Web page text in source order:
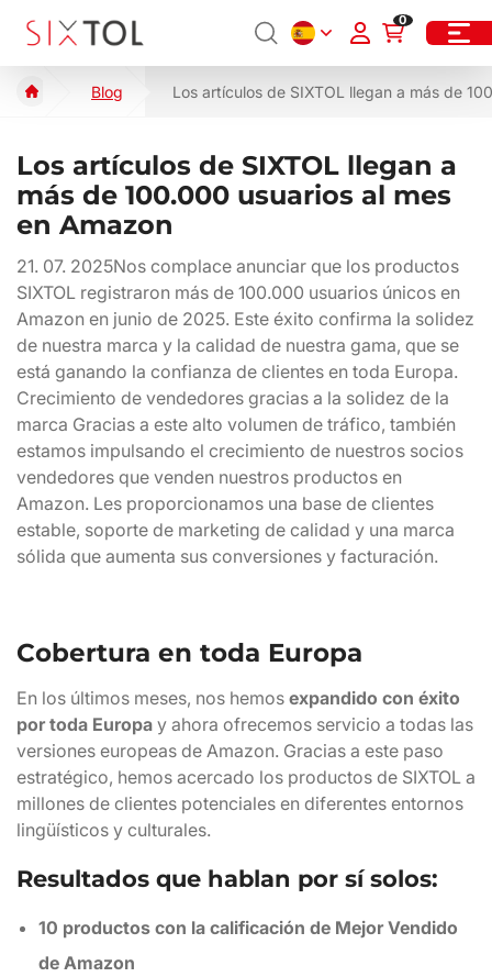
0
Blog Los artículos de SIXTOL llegan a más de
Los artículos de SIXTOL llegan a
más de 100.000 usuarios al mes
en Amazon
21. 07. 2025Nos complace anunciar que los productos
SIXTOL registraron más de 100.000 usuarios únicos en
Amazon en junio de 2025. Este éxito confirma la solidez
de nuestra marca y la calidad de nuestra gama, que se
está ganando la confianza de clientes en toda Europa.
Crecimiento de vendedores gracias a la solidez de la
marca Gracias a este alto volumen de tráfico, también
estamos impulsando el crecimiento de nuestros socios
vendedores que venden nuestros productos en
Amazon. Les proporcionamos una base de clientes
estable, soporte de marketing de calidad y una marca
sólida que aumenta sus conversiones y facturación.
Cobertura en toda Europa
En los últimos meses, nos hemos expandido con éxito
por toda Europa y ahora ofrecemos servicio a todas las
versiones europeas de Amazon. Gracias a este paso
estratégico, hemos acercado los productos de SIXTOL a
millones de clientes potenciales en diferentes entornos
lingüísticos y culturales.
Resultados que hablan por sí solos:
10 productos con la calificación de Mejor Vendido
de Amazon